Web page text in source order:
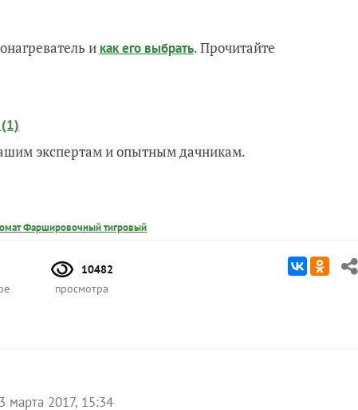
и как его выбрать. Прочитайте
экспертам и опытным дачникам.
Фаршировочный тигровый
10482
просмотра
марта 2017, 15:34